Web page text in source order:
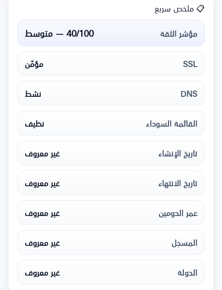
📋 ملخص سريع
مؤشر الثقة
40/100 — متوسط
SSL
مؤمّن
DNS
نشط
القائمة السوداء
نظيف
تاريخ الإنشاء
غير معروف
تاريخ الانتهاء
غير معروف
عمر الدومين
غير معروف
المسجل
غير معروف
الدولة
غير معروف